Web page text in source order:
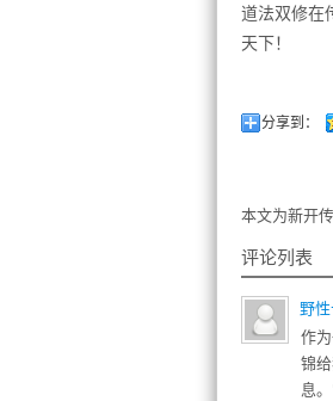
道法双修在
天下！
分享到：
本文为新开
评论列表
野
作
锦
息